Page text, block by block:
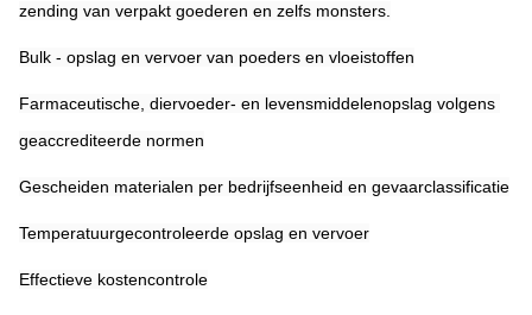
zending van verpakt goederen en zelfs monsters.
Bulk - opslag en vervoer van poeders en vloeistoffen
Farmaceutische, diervoeder- en levensmiddelenopslag volgens
geaccrediteerde normen
Gescheiden materialen per bedrijfseenheid en gevaarclassificatie
Temperatuurgecontroleerde opslag en vervoer
Effectieve kostencontrole